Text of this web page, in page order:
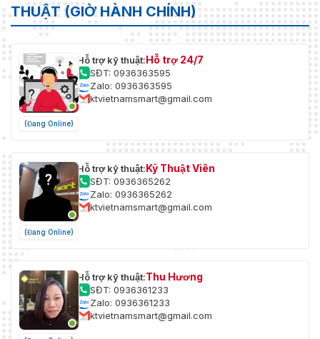
THUẬT (GIỜ HÀNH CHÍNH)
(Đang Online)
Hỗ trợ kỹ thuật:Hỗ trợ 24/7
SĐT: 0936363595
Zalo: 0936363595
ktvietnamsmart@gmail.com
(Đang Online)
Hỗ trợ kỹ thuật:Kỹ Thuật Viên
SĐT: 0936365262
Zalo: 0936365262
ktvietnamsmart@gmail.com
Hỗ trợ kỹ thuật:Thu Hương
SĐT: 0936361233
Zalo: 0936361233
ktvietnamsmart@gmail.com